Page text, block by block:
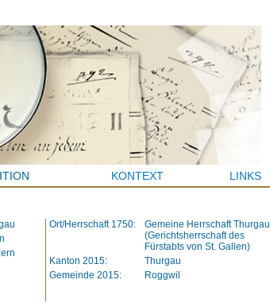
KONTEXT LINKS
Ort/Herrschaft 1750:
Gemeine Herrschaft Thurgau
(Gerichtsherrschaft des
Fürstabts von St. Gallen)
Kanton 2015:
Thurgau
Gemeinde 2015:
Roggwil